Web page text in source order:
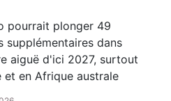
pourrait plonger 49
supplémentaires dans
aiguë d'ici 2027, surtout
et en Afrique australe